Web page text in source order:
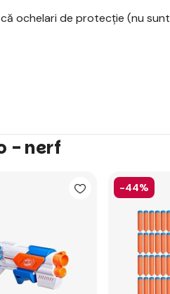
ochelari de protecție (nu sunt
- nerf
-44%